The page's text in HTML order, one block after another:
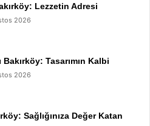
Lezzetin Adresi
2026
Bakırköy: Tasarımın Kalbi
2026
Sağlığınıza Değer Katan